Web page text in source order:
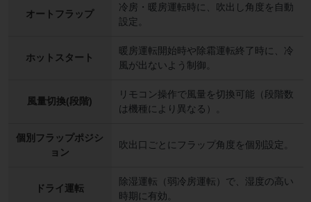
オートフラップ
冷房・暖房運転時に、吹出し角度を自動
設定。
ホットスタート
暖房運転開始時や除霜運転終了時に、冷
風が出ないよう制御。
風量切換(段階)
リモコン操作で風量を切換可能（段階数
は機種により異なる）。
個別フラップポジシ
ョン
吹出口ごとにフラップ角度を個別設定。
ドライ運転
除湿運転（弱冷房運転）で、湿度の高い
時期に有効。